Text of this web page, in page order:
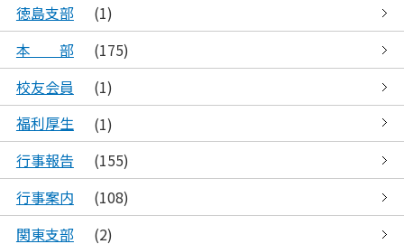
徳島支部
(1)
本 部
(175)
校友会員
(1)
福利厚生
(1)
行事報告
(155)
行事案内
(108)
関東支部
(2)